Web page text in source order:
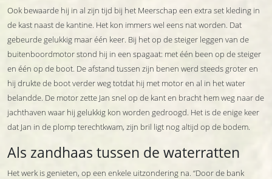
Ook bewaarde hij in al zijn tijd bij het Meerschap een extra set kleding in
de kast naast de kantine. Het kon immers wel eens nat worden. Dat
gebeurde gelukkig maar één keer. Bij het op de steiger leggen van de
buitenboordmotor stond hij in een spagaat: met één been op de steiger
en één op de boot. De afstand tussen zijn benen werd steeds groter en
hij drukte de boot verder weg totdat hij met motor en al in het water
belandde. De motor zette Jan snel op de kant en bracht hem weg naar de
jachthaven waar hij gelukkig kon worden gedroogd. Het is de enige keer
dat Jan in de plomp terechtkwam, zijn bril ligt nog altijd op de bodem.
Als zandhaas tussen de waterratten
Het werk is genieten, op een enkele uitzondering na. “Door de bank